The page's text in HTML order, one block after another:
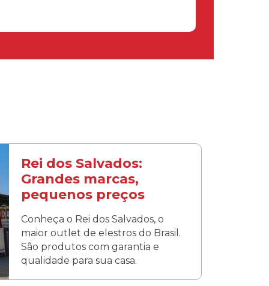
Rei dos Salvados:
Grandes marcas,
pequenos preços
Conheça o Rei dos Salvados, o
maior outlet de elestros do Brasil.
São produtos com garantia e
qualidade para sua casa.